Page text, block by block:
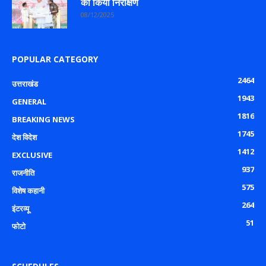
का किया निरीक्षण
08/12/2025
POPULAR CATEGORY
उत्तराखंड
2464
GENERAL
1943
BREAKING NEWS
1816
देश विदेश
1745
EXCLUSIVE
1412
राजनीति
937
विशेष कहानी
575
इंटरव्यू
264
फोटो
51